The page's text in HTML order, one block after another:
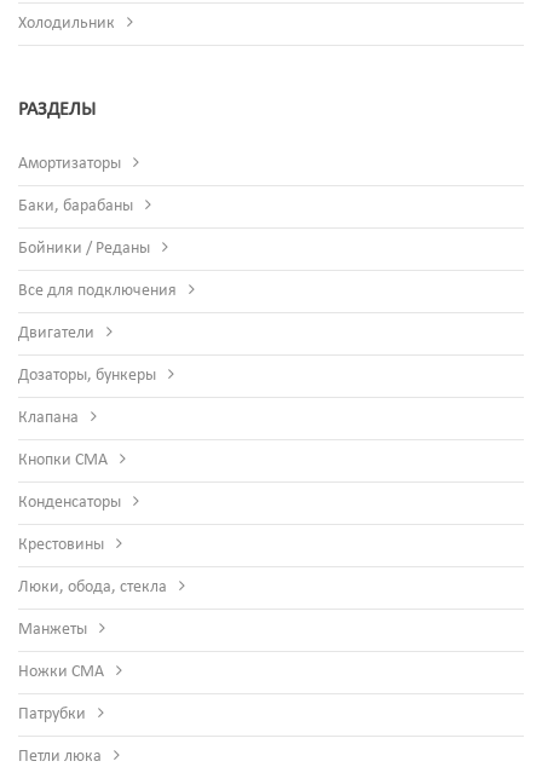
Холодильник
РАЗДЕЛЫ
Амортизаторы
Баки, барабаны
Бойники / Реданы
Все для подключения
Двигатели
Дозаторы, бункеры
Клапана
Кнопки СМА
Конденсаторы
Крестовины
Люки, обода, стекла
Манжеты
Ножки СМА
Патрубки
Петли люка